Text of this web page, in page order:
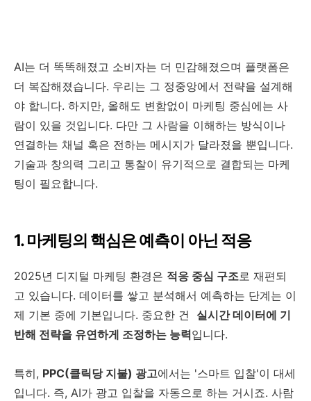
AI는 더 똑똑해졌고 소비자는 더 민감해졌으며 플랫폼은
더 복잡해졌습니다. 우리는 그 정중앙에서 전략을 설계해
야 합니다. 하지만, 올해도 변함없이 마케팅 중심에는 사
람이 있을 것입니다. 다만 그 사람을 이해하는 방식이나
연결하는 채널 혹은 전하는 메시지가 달라졌을 뿐입니다.
기술과 창의력 그리고 통찰이 유기적으로 결합되는 마케
팅이 필요합니다.
1. 마케팅의 핵심은 예측이 아닌 적응
2025년 디지털 마케팅 환경은 적응 중심 구조로 재편되
고 있습니다. 데이터를 쌓고 분석해서 예측하는 단계는 이
제 기본 중에 기본입니다. 중요한 건 실시간 데이터에 기
반해 전략을 유연하게 조정하는 능력입니다.
특히, PPC(클릭당 지불) 광고에서는 '스마트 입찰'이 대세
입니다. 즉, AI가 광고 입찰을 자동으로 하는 거시죠. 사람